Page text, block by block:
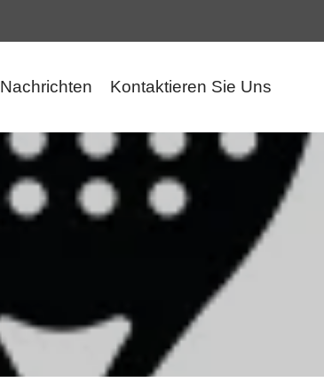
Nachrichten Kontaktieren Sie Uns